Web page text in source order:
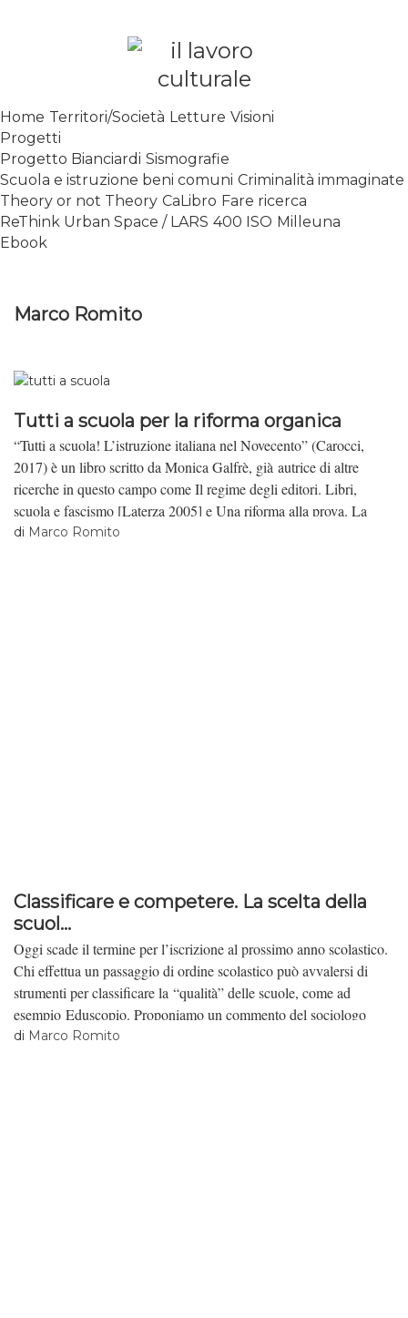
SPALANCARE LE FINESTRE DEI
CONTEMPORANEO
Home Territori/Società Letture Visioni
Progetti
Progetto Bianciardi Sismografie
Scuola e istruzione beni comuni Criminalità immaginate
Theory or not Theory CaLibro Fare ricerca
ReThink Urban Space / LARS 400 ISO Milleuna
Ebook
Marco Romito
Tutti a scuola per la riforma organica
“Tutti a scuola! L’istruzione italiana nel Novecento” (Carocci,
2017) è un libro scritto da Monica Galfrè, già autrice di altre
ricerche in questo campo come Il regime degli editori. Libri,
scuola e fascismo [Laterza 2005] e Una riforma alla prova. La
scuola media di Gentile e il fascismo [Franco Angeli 2000] e
di Marco Romito
Classificare e competere. La scelta della
scuol...
Oggi scade il termine per l’iscrizione al prossimo anno scolastico.
Chi effettua un passaggio di ordine scolastico può avvalersi di
strumenti per classificare la “qualità” delle scuole, come ad
esempio Eduscopio. Proponiamo un commento del sociologo
Marco Romito sulla logica di funzionamento e sugli effetti di
di Marco Romito